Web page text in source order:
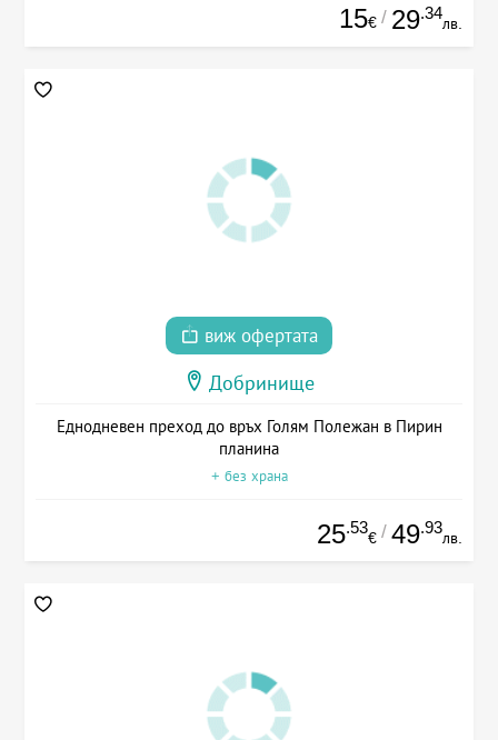
15€ / 29.34
лв.
виж офертата
Добринище
Еднодневен преход до връх Голям Полежан в Пирин
планина
+ без храна
25.53
€ / 49.93
лв.